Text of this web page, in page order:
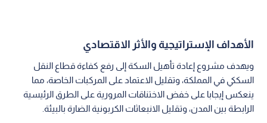
الأهداف الإستراتيجية والأثر الاقتصادي
ويهدف مشروع إعادة تأهيل السكة إلى رفع كفاءة قطاع النقل
السككي في المملكة، وتقليل الاعتماد على المركبات الخاصة، مما
ينعكس إيجابا على خفض الاختناقات المرورية على الطرق الرئيسية
الرابطة بين المدن، وتقليل الانبعاثات الكربونية الضارة بالبيئة.